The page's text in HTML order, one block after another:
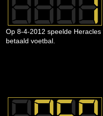
Op 8-4-2012 speelde
betaald voetbal.